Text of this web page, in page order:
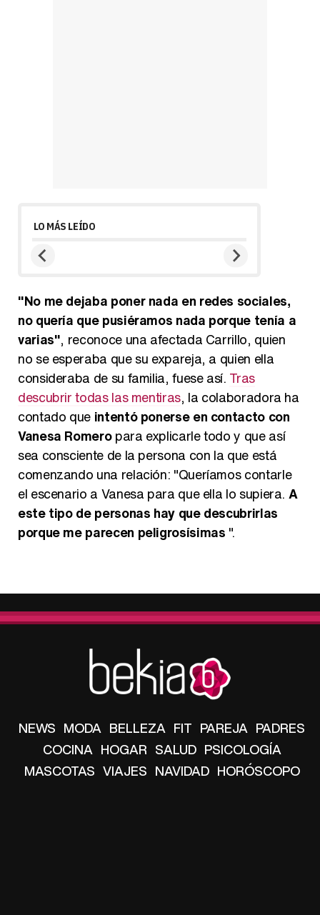
LO MÁS LEÍDO
"No me dejaba poner nada en redes sociales,
no quería que pusiéramos nada porque tenía a
varias", reconoce una afectada Carrillo, quien
no se esperaba que su expareja, a quien ella
consideraba de su familia, fuese así. Tras
descubrir todas las mentiras, la colaboradora ha
contado que intentó ponerse en contacto con
Vanesa Romeropara explicarle todo y que así
sea consciente de la persona con la que está
comenzando una relación: "Queríamos contarle
el escenario a Vanesa para que ella lo supiera. A
este tipo de personas hay que descubrirlas
porque me parecen peligrosísimas ".
NEWS MODA BELLEZA FIT PAREJA PADRES
COCINA HOGAR SALUD PSICOLOGÍA
MASCOTAS VIAJES NAVIDAD HORÓSCOPO